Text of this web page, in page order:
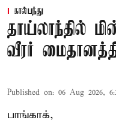
கால்பந்து
தாய்லாந்தில்
வீரர்
Published on: 06 Aug 2026,
பாங்காக்,